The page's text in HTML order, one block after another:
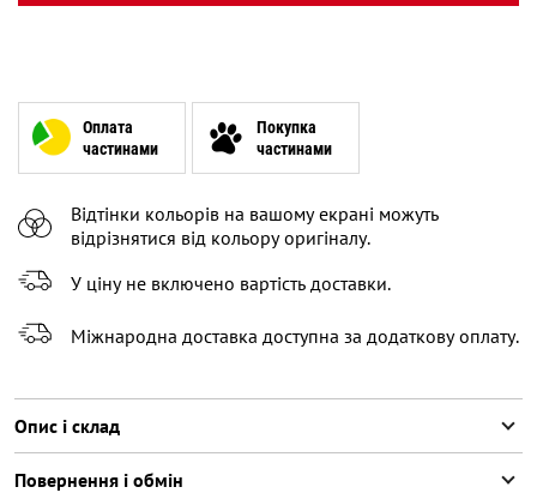
Оплата
частинами
Покупка
частинами
Відтінки кольорів на вашому екрані можуть
відрізнятися від кольору оригіналу.
У ціну не включено вартість доставки.
Міжнародна доставка доступна за додаткову оплату.
Опис і склад
Повернення і обмін